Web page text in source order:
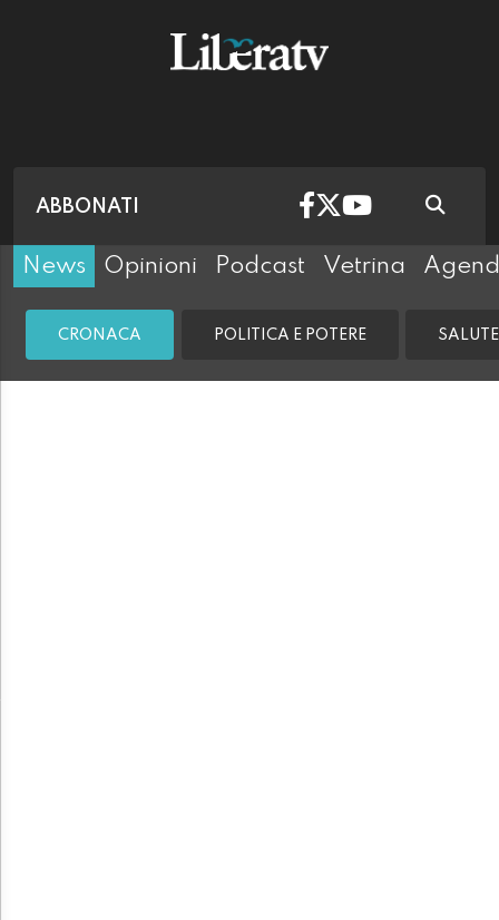
ABBONATI
News Opinioni Podcast Vetrina
CRONACA POLITICA E POTERE